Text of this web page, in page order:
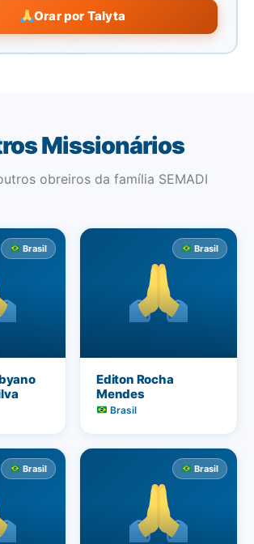
Orar por Talyta
Missionários
obreiros da família SEMADI
Brasil Brasil
Editon Rocha
Mendes
Brasil
Brasil Brasil